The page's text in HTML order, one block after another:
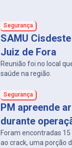
Segurança
SAMU
Juiz de Fora
Reunião foi no local
saúde na região.
Segurança
PM apreende
durante
Foram encontradas
ao crack, uma porção